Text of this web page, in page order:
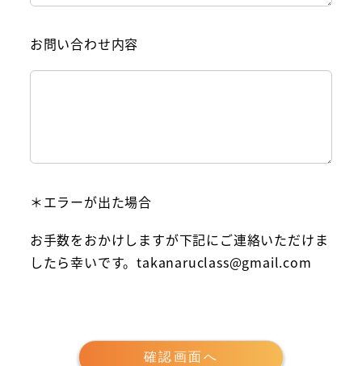
お問い合わせ内容
＊エラーが出た場合
お手数をおかけしますが下記にご連絡いただけま
したら幸いです。takanaruclass@gmail.com
確認画面へ